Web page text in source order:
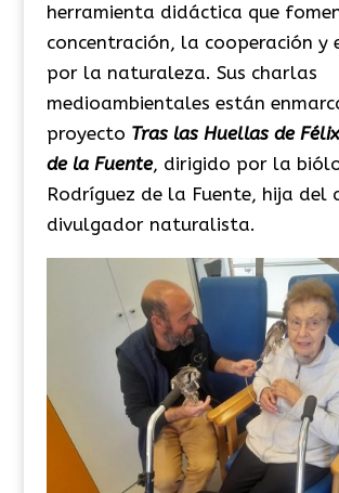
herramienta didáctica que
concentración, la cooperación y
por la naturaleza. Sus charlas
medioambientales están
proyecto Tras las Huellas de
de la Fuente, dirigido por la
Rodríguez de la Fuente, hija del
divulgador naturalista.